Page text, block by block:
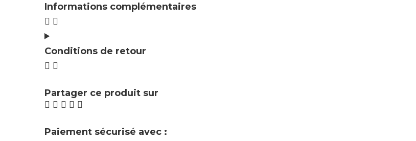
Informations complémentaires
Conditions de retour
Partager ce produit sur
Paiement sécurisé avec :